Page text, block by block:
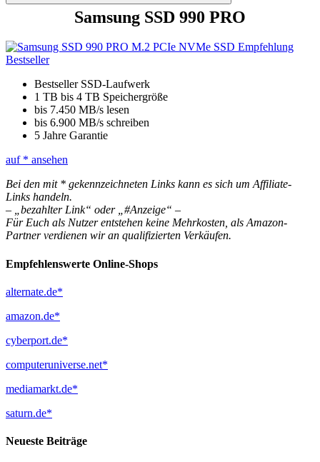
Suchen
Samsung SSD 990 PRO
Bestseller SSD-Laufwerk
1 TB bis 4 TB Speichergröße
bis 7.450 MB/s lesen
bis 6.900 MB/s schreiben
5 Jahre Garantie
auf * ansehen
Bei den mit * gekennzeichneten Links kann es sich um Affiliate-
Links handeln.
– „bezahlter Link“ oder „#Anzeige“ –
Für Euch als Nutzer entstehen keine Mehrkosten, als Amazon-
Partner verdienen wir an qualifizierten Verkäufen.
Empfehlenswerte Online-Shops
alternate.de*
amazon.de*
cyberport.de*
computeruniverse.net*
mediamarkt.de*
saturn.de*
Neueste Beiträge